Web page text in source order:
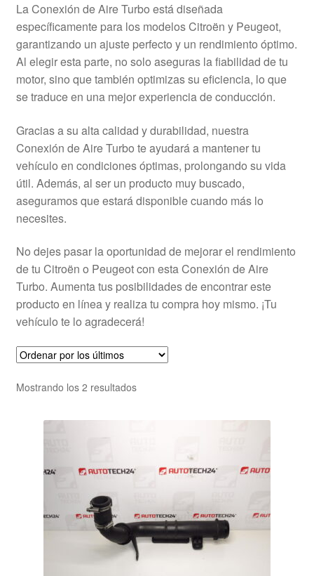
Política de privacidad
Procedimiento de Reclamación
Queja
Sobre nosotros
Términos y Condiciones
Transporte
La Conexión de Aire Turbo está diseñada
específicamente para los modelos Citroën y Peugeot,
garantizando un ajuste perfecto y un rendimiento óptimo.
Al elegir esta parte, no solo aseguras la fiabilidad de tu
motor, sino que también optimizas su eficiencia, lo que
se traduce en una mejor experiencia de conducción.
Gracias a su alta calidad y durabilidad, nuestra
Conexión de Aire Turbo te ayudará a mantener tu
vehículo en condiciones óptimas, prolongando su vida
útil. Además, al ser un producto muy buscado,
aseguramos que estará disponible cuando más lo
necesites.
No dejes pasar la oportunidad de mejorar el rendimiento
de tu Citroën o Peugeot con esta Conexión de Aire
Turbo. Aumenta tus posibilidades de encontrar este
producto en línea y realiza tu compra hoy mismo. ¡Tu
vehículo te lo agradecerá!
Mostrando los 2 resultadosOrdenado